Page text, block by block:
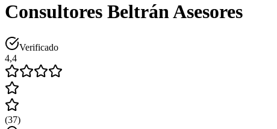
Consultores Beltrán Asesores
Verificado
4,4
(37)